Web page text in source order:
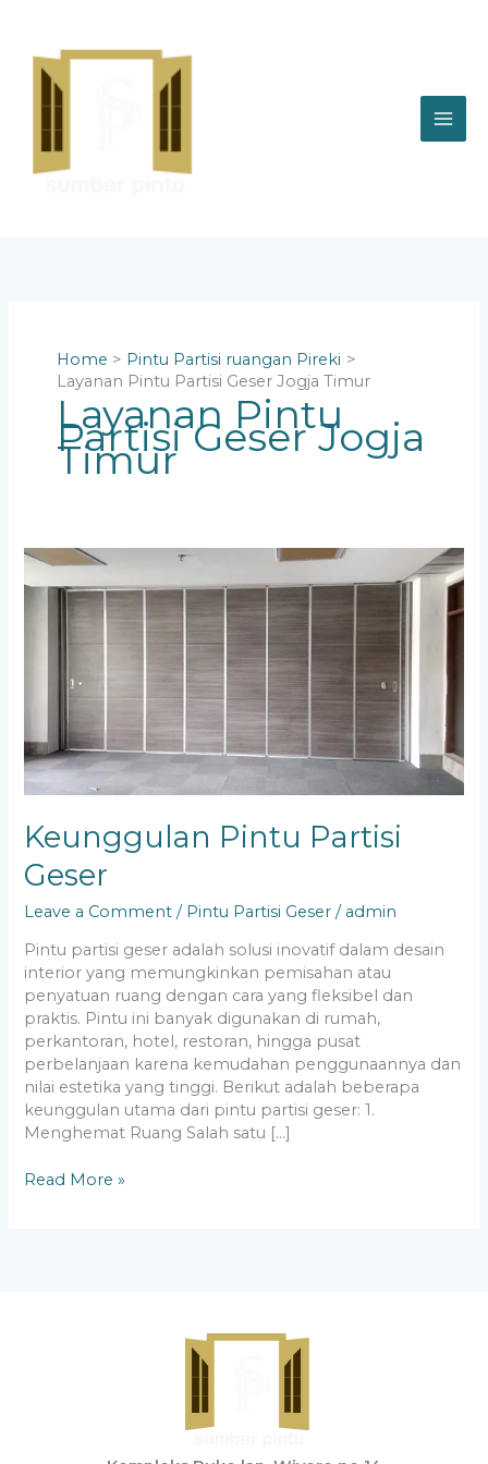
content
Home
Pintu Partisi ruangan Pireki
Layanan Pintu Partisi Geser Jogja Timur
Layanan Pintu
Partisi Geser Jogja
Timur
Keunggulan Pintu Partisi
Geser
Leave a Comment / Pintu Partisi Geser / admin
Pintu partisi geser adalah solusi inovatif dalam desain
interior yang memungkinkan pemisahan atau
penyatuan ruang dengan cara yang fleksibel dan
praktis. Pintu ini banyak digunakan di rumah,
perkantoran, hotel, restoran, hingga pusat
perbelanjaan karena kemudahan penggunaannya dan
nilai estetika yang tinggi. Berikut adalah beberapa
keunggulan utama dari pintu partisi geser: 1.
Menghemat Ruang Salah satu […]
Keunggulan
Pintu
Partisi
Read More »